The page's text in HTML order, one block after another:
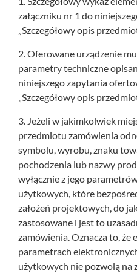
załączniku nr 1 do
„Szczegółowy opis
2. Oferowane urządzenie
parametry techniczne
niniejszego zapytania
„Szczegółowy opis
3. Jeżeli w jakimkolwiek
przedmiotu zamówienia
symbolu, wyrobu, znaku
pochodzenia lub nazwy
wyłącznie z jego
użytkowych, które
założeń projektowych, do
zastosowane i jest to
zamówienia. Oznacza to, że
parametrach
użytkowych nie pozwolą na